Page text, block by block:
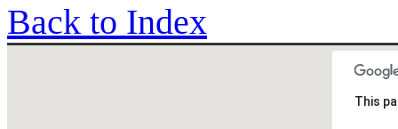
Back to Index
This